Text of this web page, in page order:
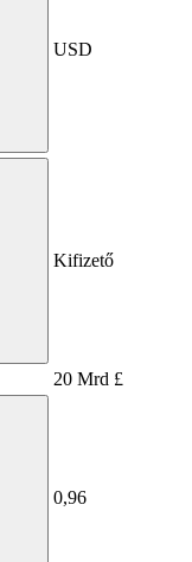
USD
Kifizető
20 Mrd £
0,96